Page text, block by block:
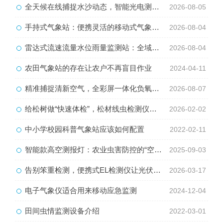
全天候在线捕捉水沙动态，智能光电测沙仪守护水域水沙安全 2026-08-05
手持式气象站：便携灵活的移动式气象监测智能设备 2026-08-04
雷达式流速流量水位雨量监测站：全域水文智慧监测一体化设备 2026-08-04
农田气象站的存在让农户不再盲目作业 2024-04-11
精准捕捉清新空气，全彩屏一体化负氧离子监测站量化生态优势 2026-08-07
给松树做“快速体检”，松材线虫检测仪守护绿色家园 2026-02-02
中小学校园科普气象站应该如何配置 2022-02-11
智能款高空测报灯：农业虫害防控的“空中哨兵” 2025-09-03
告别笨重检测，便携式EL检测仪让光伏质检随叫随到 2026-03-17
电子气象仪适合用来移动应急监测 2024-12-04
田间虫情监测设备介绍 2022-03-01